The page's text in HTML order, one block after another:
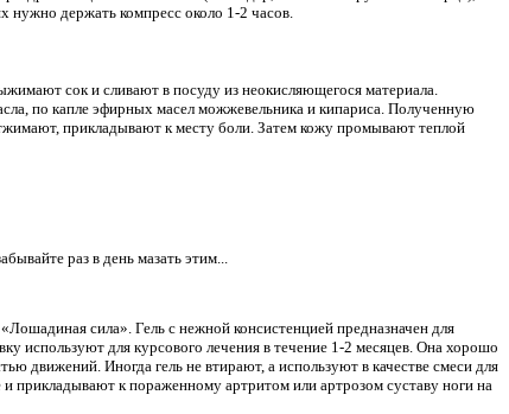
нужно держать компресс около 1-2 часов.
сок и сливают в посуду из неокисляющегося материала.
по капле эфирных масел можжевельника и кипариса. Полученную
прикладывают к месту боли. Затем кожу промывают теплой
раз в день мазать этим...
сила». Гель с нежной консистенцией предназначен для
используют для курсового лечения в течение 1-2 месяцев. Она хорошо
движений. Иногда гель не втирают, а используют в качестве смеси для
прикладывают к пораженному артритом или артрозом суставу ноги на